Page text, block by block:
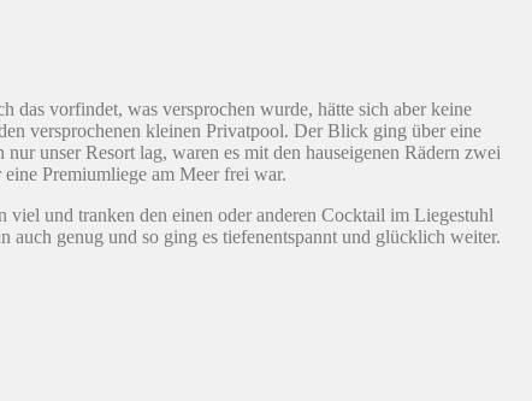
das vorfindet, was versprochen wurde, hätte sich aber keine
versprochenen kleinen Privatpool. Der Blick ging über eine
unser Resort lag, waren es mit den hauseigenen Rädern zwei
Premiumliege am Meer frei war.
und tranken den einen oder anderen Cocktail im Liegestuhl
genug und so ging es tiefenentspannt und glücklich weiter.